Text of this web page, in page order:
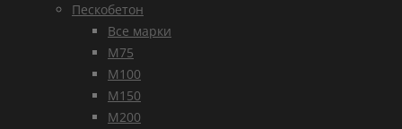
Пескобетон
Все марки
М75
М100
М150
М200